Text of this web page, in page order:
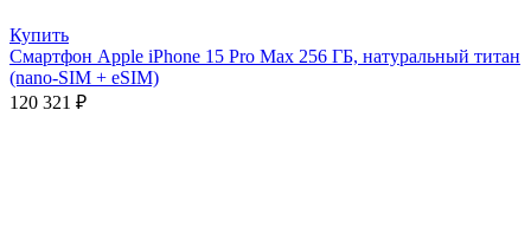
Купить
Смартфон Apple iPhone 15 Pro Max 256 ГБ, натуральный титан
(nano-SIM + eSIM)
120 321 ₽